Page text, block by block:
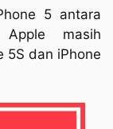
5 antara
masih
5S dan iPhone